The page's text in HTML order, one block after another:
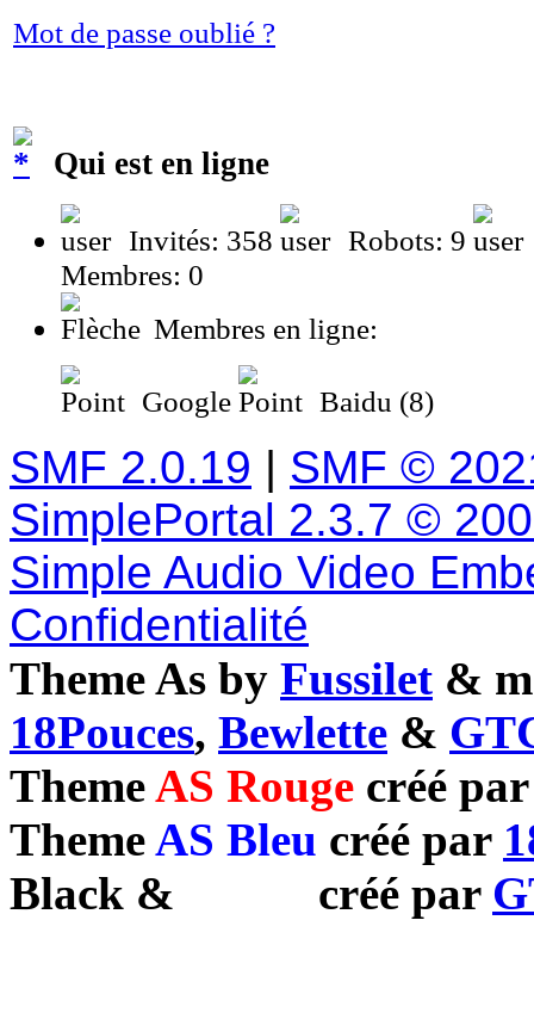
Mot de passe oublié ?
Qui est en ligne
Invités: 358
Robots: 9
Membres: 0
Membres en ligne:
Google Baidu (8)
SMF 2.0.19 | SMF ©
SimplePortal 2.3.7 ©
Simple Audio Video
Confidentialité
Theme As by Fussilet &
18Pouces, Bewlette &
ThemeAS Rouge créé
ThemeAS Bleu créé par
Black & créé par